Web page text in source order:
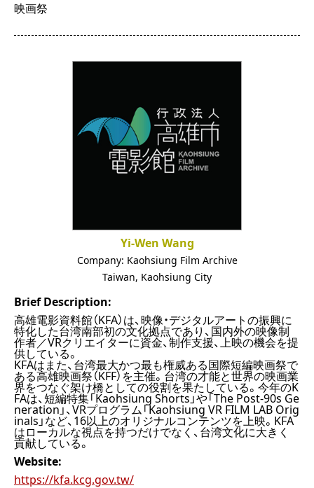
映画祭
Yi-Wen Wang
Company: Kaohsiung Film Archive
Taiwan, Kaohsiung City
Brief Description:
高雄電影資料館（KFA）は、映像・デジタルアートの振興に
特化した台湾南部初の文化拠点であり、国内外の映像制
作者／VRクリエイターに資金、制作支援、上映の機会を提
供している。
KFAはまた、台湾最大かつ最も権威ある国際短編映画祭で
ある高雄映画祭（KFF）を主催。台湾の才能と世界の映画業
界をつなぐ架け橋としての役割を果たしている。今年のK
FAは、短編特集「Kaohsiung Shorts」や「The Post-90s Ge
neration」、VRプログラム「Kaohsiung VR FILM LAB Orig
inals」など、16以上のオリジナルコンテンツを上映。KFA
はローカルな視点を持つだけでなく、台湾文化に大きく
貢献している。
Website:
https://kfa.kcg.gov.tw/